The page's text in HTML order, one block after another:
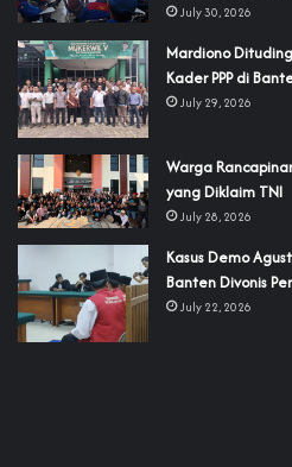
July 30, 2026
‎Mardiono
Kader PPP di
July 29, 2026
‎Warga
yang Diklaim TNI‎‎
July 28, 2026
‎Kasus Demo
Banten Divonis
July 22, 2026